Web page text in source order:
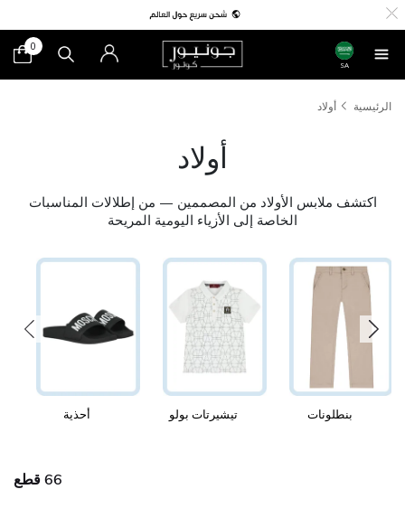
SA
0
الرئيسية أولاد
أولاد
اكتشف ملابس الأولاد من المصممين — من إطلالات المناسبات
الخاصة إلى الأزياء اليومية المريحة
بنطلونات تيشيرتات بولو أحذية
66 قطع